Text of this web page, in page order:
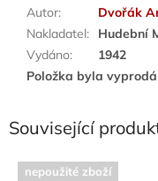
Autor:
Dvořák
Nakladatel:
Hudební
Vydáno:
1942
Položka byla
Související
nepoužité zboží